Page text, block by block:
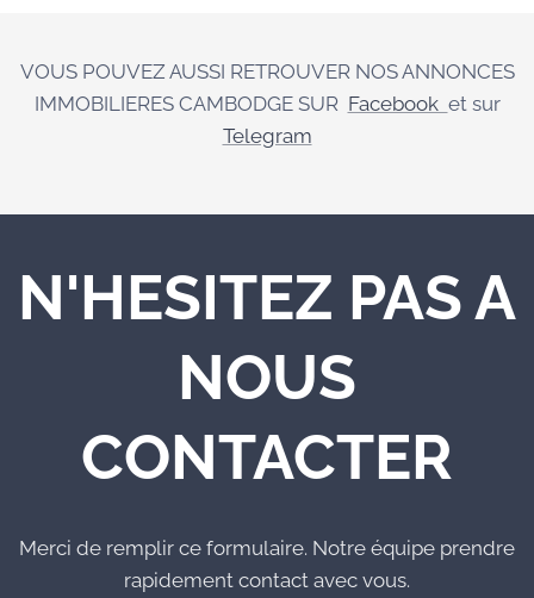
VOUS POUVEZ AUSSI RETROUVER NOS ANNONCES
IMMOBILIERES CAMBODGE SUR Facebook et sur
Telegram
N'HESITEZ PAS A
NOUS
CONTACTER
Merci de remplir ce formulaire. Notre équipe prendre
rapidement contact avec vous.